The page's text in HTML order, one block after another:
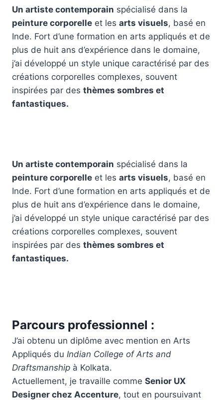
Un artiste contemporain spécialisé dans la
peinture corporelle et les arts visuels, basé en
Inde. Fort d’une formation en arts appliqués et de
plus de huit ans d’expérience dans le domaine,
j’ai développé un style unique caractérisé par des
créations corporelles complexes, souvent
inspirées par des thèmes sombres et
fantastiques.
Un artiste contemporain spécialisé dans la
peinture corporelle et les arts visuels, basé en
Inde. Fort d’une formation en arts appliqués et de
plus de huit ans d’expérience dans le domaine,
j’ai développé un style unique caractérisé par des
créations corporelles complexes, souvent
inspirées par des thèmes sombres et
fantastiques.
Parcours professionnel :
J’ai obtenu un diplôme avec mention en Arts
Appliqués du Indian College of Arts and
Draftsmanship à Kolkata.
Actuellement, je travaille comme Senior UX
Designer chez Accenture, tout en poursuivant